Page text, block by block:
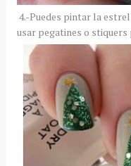
4.-Puedes pintar la
usar pegatines o stiquers